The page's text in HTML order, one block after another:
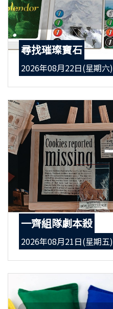
尋找璀璨寶石
2026年08月22日(星期六)
一齊組隊劇本殺
2026年08月21日(星期五)